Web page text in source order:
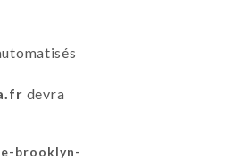
devra
brooklyn-